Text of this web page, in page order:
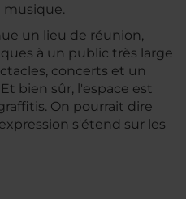
musique.
un lieu de réunion,
à un public très large
concerts et un
bien sûr, l'espace est
On pourrait dire
s'étend sur les